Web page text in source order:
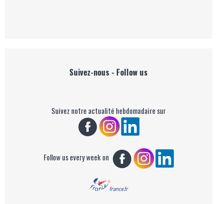
Suivez-nous - Follow us
Suivez notre actualité hebdomadaire sur
Follow us every week on